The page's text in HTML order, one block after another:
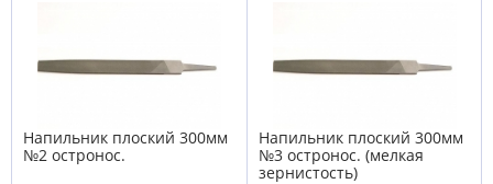
Напильник плоский 300мм
№2 остронос.
Напильник плоский 300мм
№3 остронос. (мелкая
зернистость)